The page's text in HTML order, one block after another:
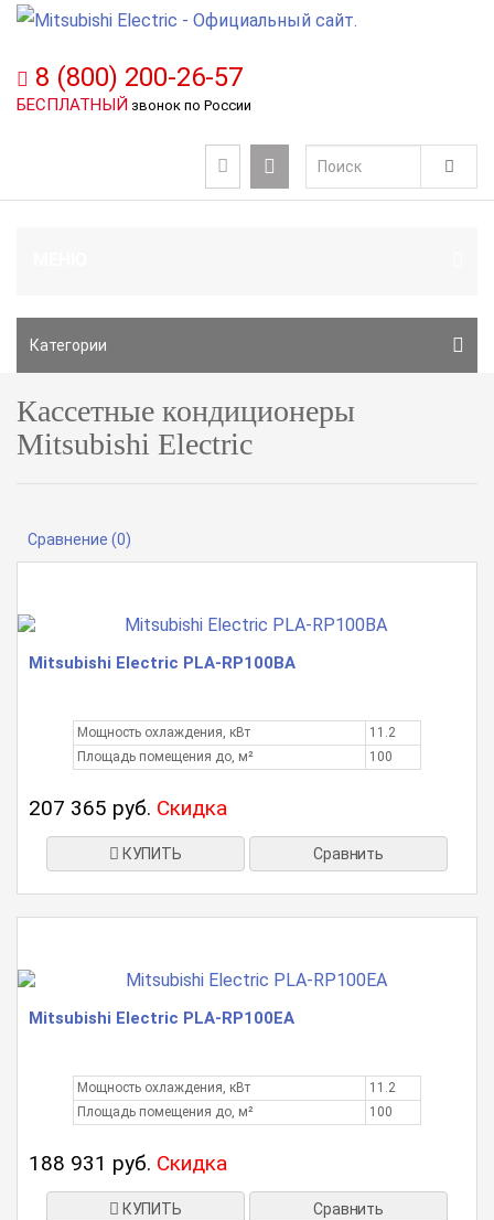
8 (800) 200-26-57
БЕСПЛАТНЫЙ звонок по России
Категории
Кассетные кондиционеры
Mitsubishi Electric
Сравнение (0)
Mitsubishi Electric PLA-RP100BA
Мощность охлаждения, кВт
11.2
Площадь помещения до, м²
100
207 365 руб. Скидка
КУПИТЬ Сравнить
Mitsubishi Electric PLA-RP100EA
Мощность охлаждения, кВт
11.2
Площадь помещения до, м²
100
188 931 руб. Скидка
КУПИТЬ Сравнить